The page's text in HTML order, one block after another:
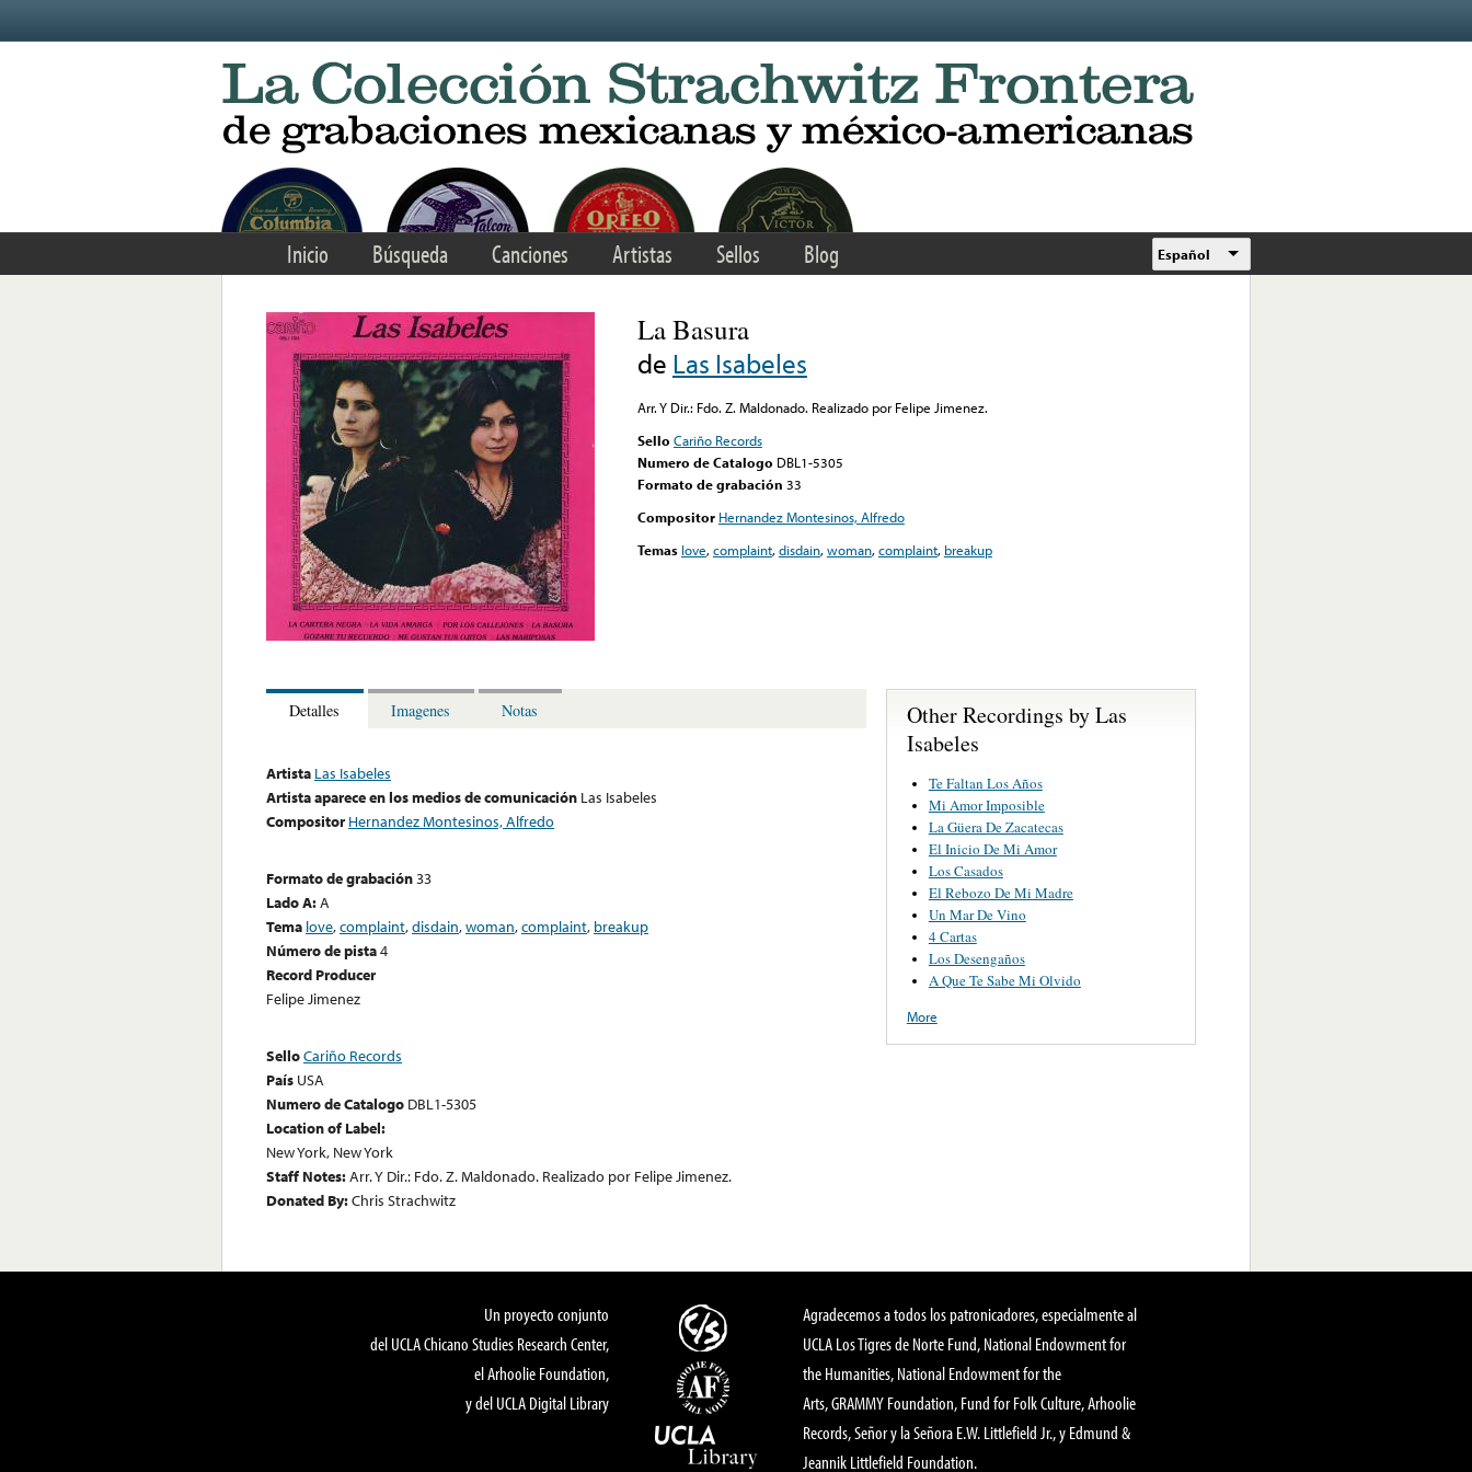
Inicio Búsqueda Canciones Artistas Sellos Blog Español
La Basura
de Las Isabeles
Arr. Y Dir.: Fdo. Z. Maldonado. Realizado por Felipe Jimenez.
Sello Cariño Records
Numero de Catalogo DBL1-5305
Formato de grabación 33
Compositor Hernandez Montesinos, Alfredo
Temas love,complaint,disdain,woman,complaint, breakup
Detalles Imagenes Notas
Artista Las Isabeles
Artista aparece en los medios de comunicación Las Isabeles
Compositor Hernandez Montesinos, Alfredo
Formato de grabación33
Lado A:A
Tema love,complaint,disdain,woman,complaint, breakup
Número de pista4
Record Producer
Felipe Jimenez
SelloCariño Records
País USA
Numero de Catalogo DBL1-5305
Location of Label:
New York, New York
Staff Notes:Arr. Y Dir.: Fdo. Z. Maldonado. Realizado por Felipe Jimenez.
Donated By:Chris Strachwitz
Other Recordings by Las
Isabeles
Te Faltan Los Años
Mi Amor Imposible
La Güera De Zacatecas
El Inicio De Mi Amor
Los Casados
El Rebozo De Mi Madre
Un Mar De Vino
4 Cartas
Los Desengaños
A Que Te Sabe Mi Olvido
More
Un proyecto conjunto
del UCLA Chicano Studies Research Center,
el Arhoolie Foundation,
y del UCLA Digital Library
Agradecemos a todos los patronicadores, especialmente al
UCLA Los Tigres de Norte Fund, National Endowment for
the Humanities, National Endowment for the
Arts, GRAMMY Foundation, Fund for Folk Culture, Arhoolie
Records, Señor y la Señora E.W. Littlefield Jr., y Edmund &
Jeannik Littlefield Foundation.